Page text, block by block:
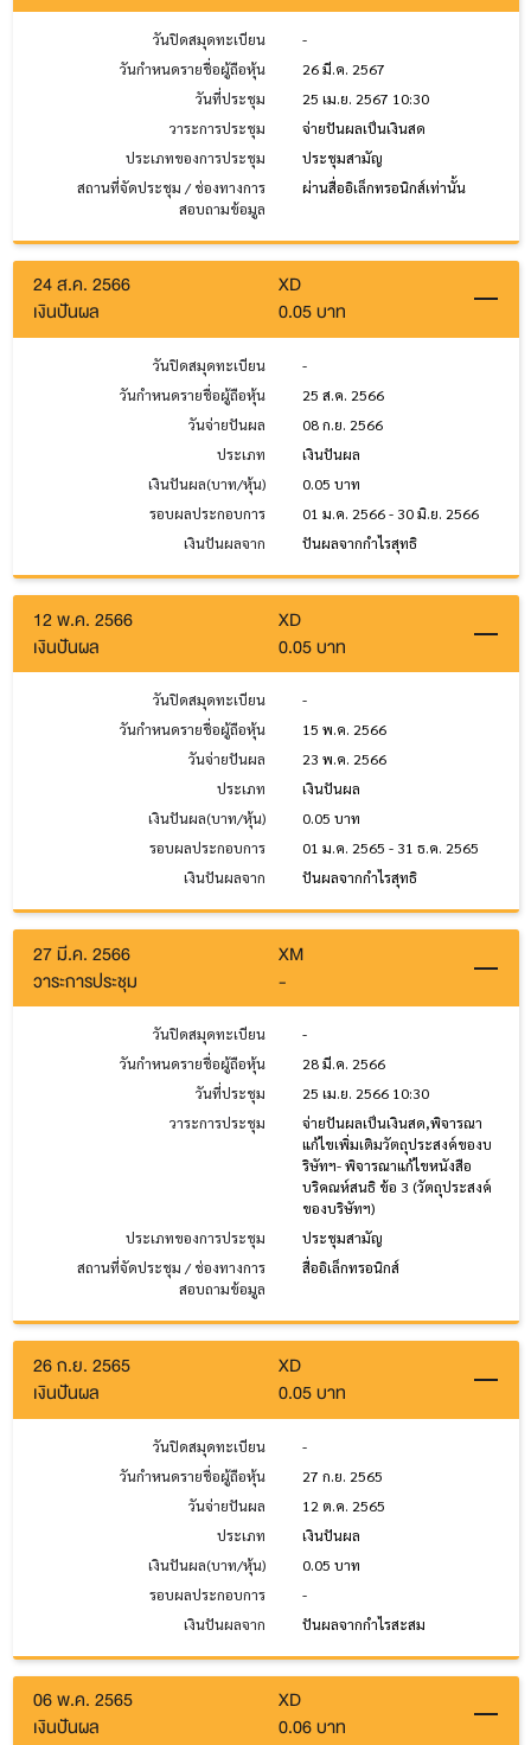
วันปิดสมุดทะเบียน
-
วันกำหนดรายชื่อผู้ถือหุ้น
26 มี.ค. 2567
วันที่ประชุม
25 เม.ย. 2567 10:30
วาระการประชุม
จ่ายปันผลเป็นเงินสด
ประเภทของการประชุม
ประชุมสามัญ
สถานที่จัดประชุม / ช่องทางการ
สอบถามข้อมูล
ผ่านสื่ออิเล็กทรอนิกส์เท่านั้น
24 ส.ค. 2566
XD
เงินปันผล
0.05 บาท
วันปิดสมุดทะเบียน
-
วันกำหนดรายชื่อผู้ถือหุ้น
25 ส.ค. 2566
วันจ่ายปันผล
08 ก.ย. 2566
ประเภท
เงินปันผล
เงินปันผล(บาท/หุ้น)
0.05 บาท
รอบผลประกอบการ
01 ม.ค. 2566 - 30 มิ.ย. 2566
เงินปันผลจาก
ปันผลจากกำไรสุทธิ
12 พ.ค. 2566
XD
เงินปันผล
0.05 บาท
วันปิดสมุดทะเบียน
-
วันกำหนดรายชื่อผู้ถือหุ้น
15 พ.ค. 2566
วันจ่ายปันผล
23 พ.ค. 2566
ประเภท
เงินปันผล
เงินปันผล(บาท/หุ้น)
0.05 บาท
รอบผลประกอบการ
01 ม.ค. 2565 - 31 ธ.ค. 2565
เงินปันผลจาก
ปันผลจากกำไรสุทธิ
27 มี.ค. 2566
XM
วาระการประชุม
-
วันปิดสมุดทะเบียน
-
วันกำหนดรายชื่อผู้ถือหุ้น
28 มี.ค. 2566
วันที่ประชุม
25 เม.ย. 2566 10:30
วาระการประชุม
จ่ายปันผลเป็นเงินสด,พิจารณา
แก้ไขเพิ่มเติมวัตถุประสงค์ของบ
ริษัทฯ- พิจารณาแก้ไขหนังสือ
บริคณห์สนธิ ข้อ 3 (วัตถุประสงค์
ของบริษัทฯ)
ประเภทของการประชุม
ประชุมสามัญ
สถานที่จัดประชุม / ช่องทางการ
สอบถามข้อมูล
สื่ออิเล็กทรอนิกส์
26 ก.ย. 2565
XD
เงินปันผล
0.05 บาท
วันปิดสมุดทะเบียน
-
วันกำหนดรายชื่อผู้ถือหุ้น
27 ก.ย. 2565
วันจ่ายปันผล
12 ต.ค. 2565
ประเภท
เงินปันผล
เงินปันผล(บาท/หุ้น)
0.05 บาท
รอบผลประกอบการ
-
เงินปันผลจาก
ปันผลจากกำไรสะสม
06 พ.ค. 2565
XD
เงินปันผล
0.06 บาท